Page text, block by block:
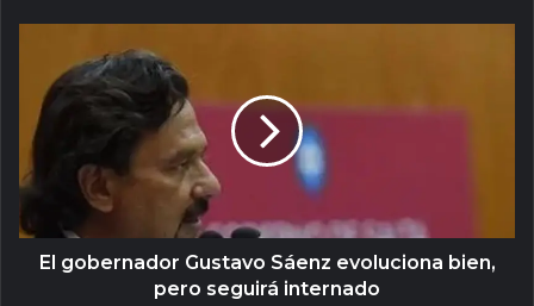
El gobernador Gustavo Sáenz evoluciona bien,
pero seguirá internado